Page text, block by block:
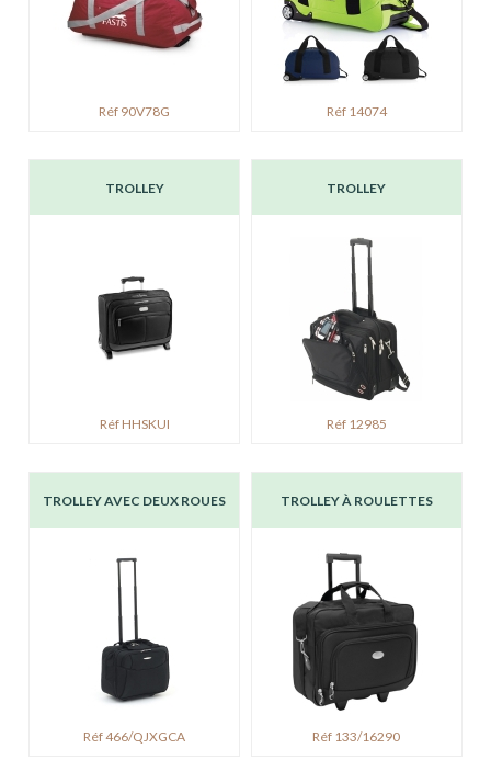
Réf 90V78G Réf 14074
TROLLEY
Réf HHSKUI
TROLLEY
Réf 12985
TROLLEY AVEC DEUX ROUES
Réf 466/QJXGCA
TROLLEY À ROULETTES
Réf 133/16290